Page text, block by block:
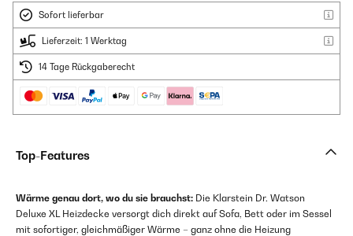
Sofort lieferbar
Lieferzeit: 1 Werktag
14 Tage Rückgaberecht
Top-Features
Wärme genau dort, wo du sie brauchst: Die Klarstein Dr. Watson
Deluxe XL Heizdecke versorgt dich direkt auf Sofa, Bett oder im Sessel
mit sofortiger, gleichmäßiger Wärme – ganz ohne die Heizung